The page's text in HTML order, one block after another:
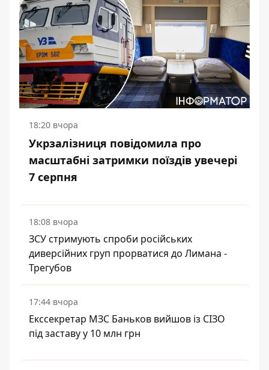
18:20 вчора
Укрзалізниця повідомила про
масштабні затримки поїздів увечері
7 серпня
18:08 вчора
ЗСУ стримують спроби російських
диверсійних груп прорватися до Лимана -
Трегубов
17:44 вчора
Екссекретар МЗС Баньков вийшов із СІЗО
під заставу у 10 млн грн